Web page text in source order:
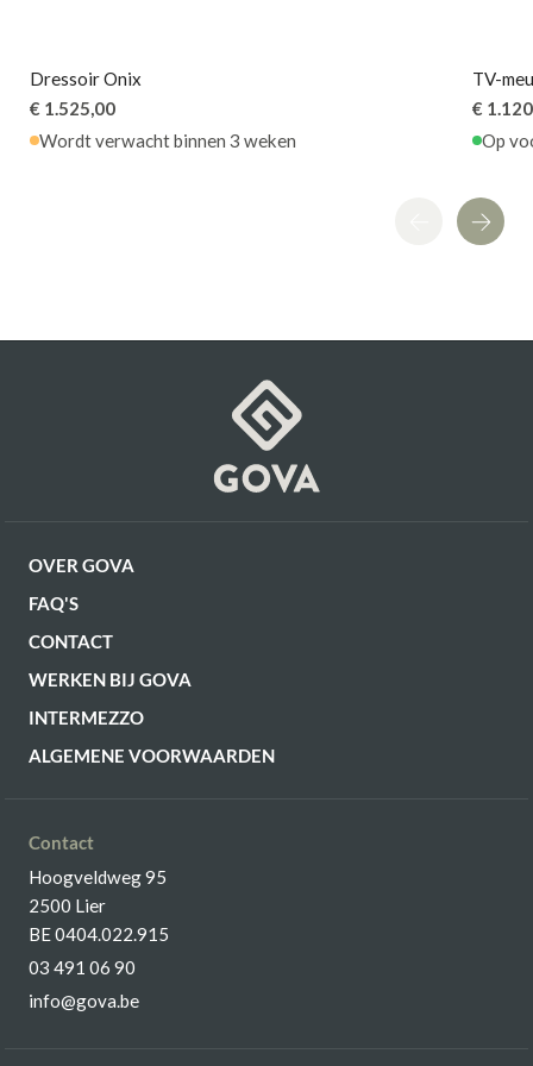
Dressoir Onix
€ 1.525,00
Wordt verwacht binnen 3 weken
TV-
€
Op
OVER GOVA
FAQ'S
CONTACT
WERKEN BIJ GOVA
INTERMEZZO
ALGEMENE VOORWAARDEN
Contact
Hoogveldweg 95
2500 Lier
BE 0404.022.915
03 491 06 90
info@gova.be